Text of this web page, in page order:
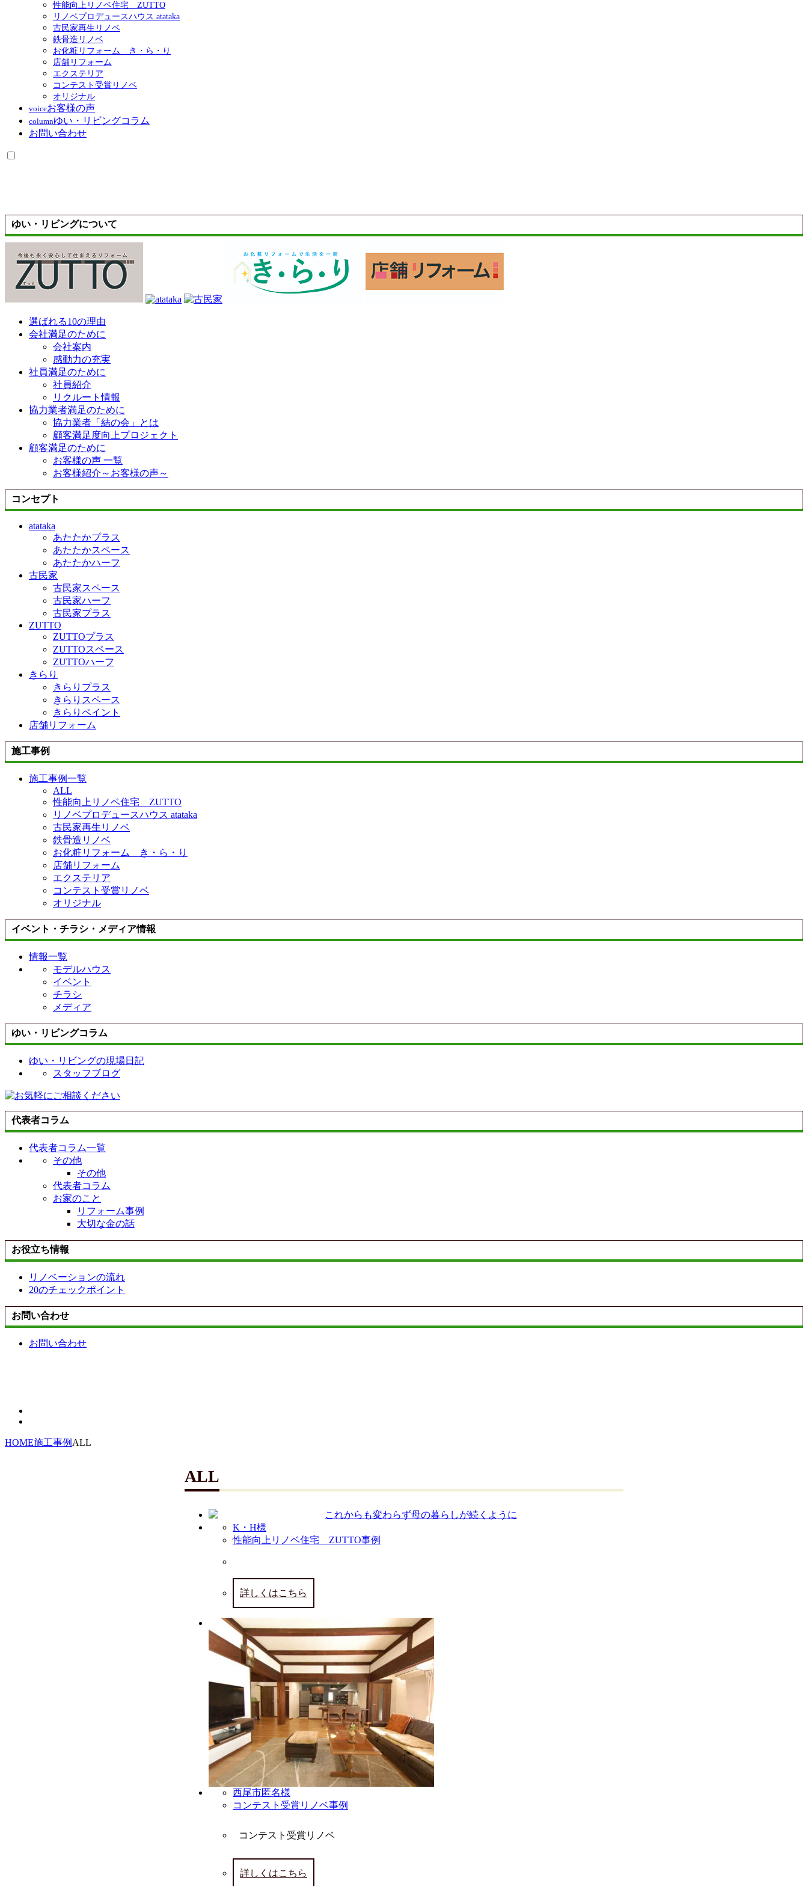
性能向上リノベ住宅 ZUTTO
リノベプロデュースハウス atataka
古民家再生リノベ
鉄骨造リノベ
お化粧リフォーム き・ら・り
店舗リフォーム
エクステリア
コンテスト受賞リノベ
オリジナル
voiceお客様の声
columnゆい・リビングコラム
お問い合わせ
ゆい・リビングについて
選ばれる10の理由
会社満足のために
会社案内
感動力の充実
社員満足のために
社員紹介
リクルート情報
協力業者満足のために
協力業者「結の会」とは
顧客満足度向上プロジェクト
顧客満足のために
お客様の声 一覧
お客様紹介～お客様の声～
コンセプト
atataka
あたたかプラス
あたたかスペース
あたたかハーフ
古民家
古民家スペース
古民家ハーフ
古民家プラス
ZUTTO
ZUTTOプラス
ZUTTOスペース
ZUTTOハーフ
きらり
きらりプラス
きらりスペース
きらりペイント
店舗リフォーム
施工事例
施工事例一覧
ALL
性能向上リノベ住宅 ZUTTO
リノベプロデュースハウス atataka
古民家再生リノベ
鉄骨造リノベ
お化粧リフォーム き・ら・り
店舗リフォーム
エクステリア
コンテスト受賞リノベ
オリジナル
イベント・チラシ・メディア情報
情報一覧
モデルハウス
イベント
チラシ
メディア
ゆい・リビングコラム
ゆい・リビングの現場日記
スタッフブログ
代表者コラム
代表者コラム一覧
その他
その他
代表者コラム
お家のこと
リフォーム事例
大切な金の話
お役立ち情報
リノベーションの流れ
20のチェックポイント
お問い合わせ
お問い合わせ
HOME施工事例 ALL
ALL
K・H様
性能向上リノベ住宅 ZUTTO事例
詳しくはこちら
西尾市匿名様
コンテスト受賞リノベ事例
コンテスト受賞リノベ
詳しくはこちら